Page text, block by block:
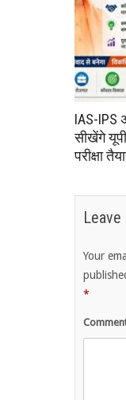
IAS-IPS
सीखेंगे
परीक्षा
Leave
Your
*